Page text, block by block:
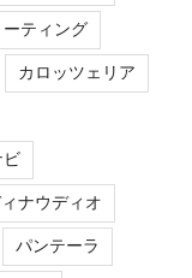
ティング
カロッツェリア
ビ
ナウディオ
パンテーラ